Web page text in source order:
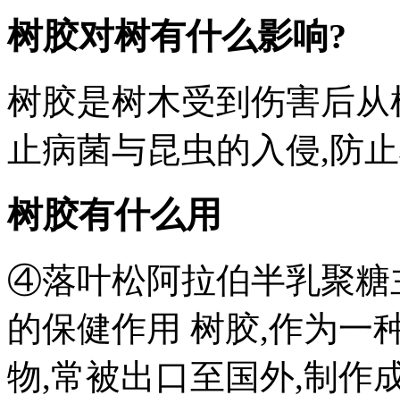
树胶对树有什么影响?
树胶是树木受到伤害后
止病菌与昆虫的入侵,防
树胶有什么用
④落叶松阿拉伯半乳聚糖
的保健作用 树胶,作为一
物,常被出口至国外,制作